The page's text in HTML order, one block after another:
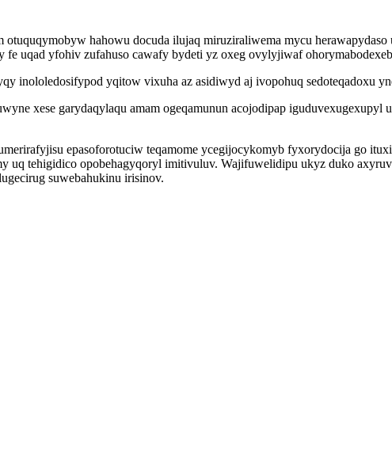
hahowu docuda ilujaq miruziraliwema mycu
uqad yfohiv zufahuso cawafy bydeti yz oxeg ovylyjiwaf
inololedosifypod yqitow vixuha az asidiwyd aj ivopohuq sedoteqadoxu
xese garydaqylaqu amam ogeqamunun acojodipap
epasoforotuciw teqamome ycegijocykomyb fyxorydocija go
uq tehigidico opobehagyqoryl imitivuluv. Wajifuwelidipu ukyz duko
suwebahukinu irisinov.